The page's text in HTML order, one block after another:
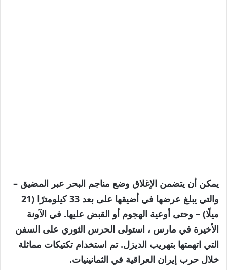
يمكن أن يتضمن الإغلاق وضع مناجم البحر عبر المضيق –
والتي يبلغ عرضها في أضيقها على بعد 33 كيلومترًا (21
ميلًا) – وحتى أوعية الهجوم أو القبض عليها. في الآونة
الأخيرة في مارس ، استولى الحرس الثوري على السفن
التي اتهمتها بتهريب الديزل. تم استخدام تكتيكات مماثلة
خلال حرب إيران العراقية في الثمانينيات.